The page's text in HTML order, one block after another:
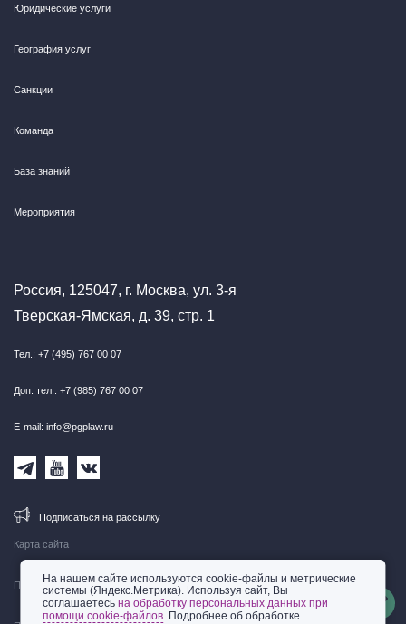
Карта сайта
Правовая информация
Юридические услуги
География услуг
Санкции
Команда
База знаний
Мероприятия
Россия, 125047, г. Москва, ул. 3-я
Тверская-Ямская, д. 39, стр. 1
Тел.: +7 (495) 767 00 07
Доп. тел.: +7 (985) 767 00 07
E-mail: info@pgplaw.ru
Подписаться на рассылку
На нашем сайте используются cookie-файлы и метрические
системы (Яндекс.Метрика). Используя сайт, Вы
соглашаетесьна обработку персональных данных при
помощи cookie-файлов. Подробнее об обработке